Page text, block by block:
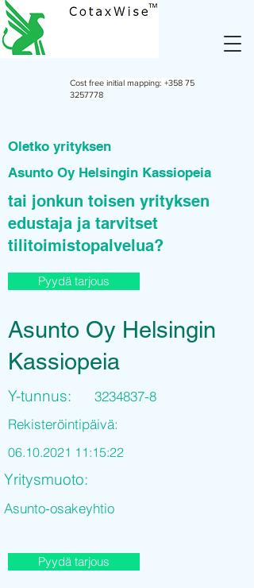
Cost free initial mapping: +358 75
3257778
Oletko yrityksen
Asunto Oy Helsingin Kassiopeia
tai jonkun toisen yrityksen
edustaja ja tarvitset
tilitoimistopalvelua?
Pyydä tarjous
Asunto Oy Helsingin
Kassiopeia
Y-tunnus:
3234837-8
Rekisteröintipäivä:
06.10.2021 11 :15:22
Yritysmuoto:
Asunto-osakeyhtio
Pyydä tarjous